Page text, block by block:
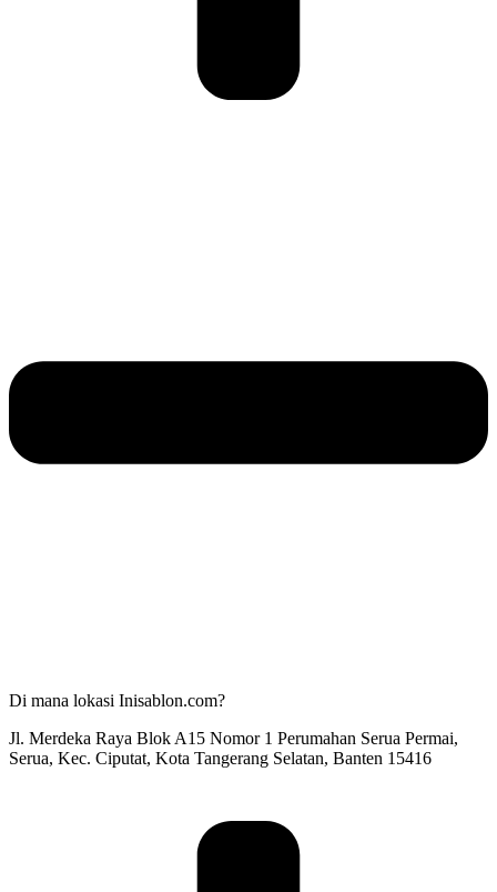
Di mana lokasi Inisablon.com?
Jl. Merdeka Raya Blok A15 Nomor 1 Perumahan Serua Permai,
Serua, Kec. Ciputat, Kota Tangerang Selatan, Banten 15416